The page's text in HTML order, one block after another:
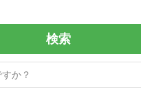
検索